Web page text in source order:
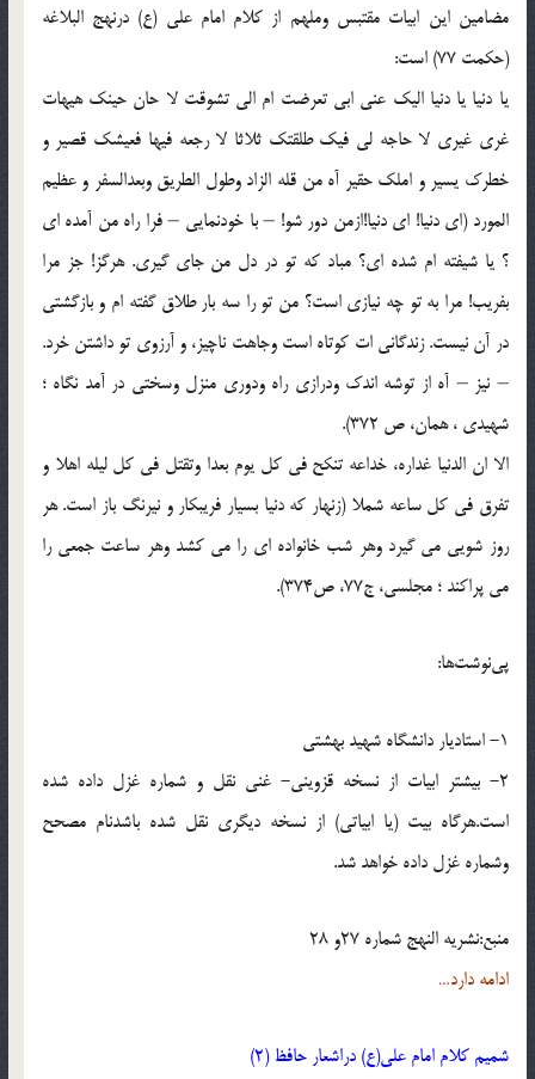
مضامين اين ابيات مقتبس وملهم از کلام امام علي (ع) درنهج البلاغه
(حکمت 77) است:
يا دنيا يا دنيا اليک عني ابي تعرضت ام الي تشوقت لا حان حينک هيهات
غري غيري لا حاجه لي فيک طلقتک ثلاثا لا رجعه فيها فعيشک قصير و
خطرک يسير و املک حقير آه من قله الزاد وطول الطريق وبعدالسفر و عظيم
المورد (اي دنيا! اي دنيا!ازمن دور شو! – با خودنمايي – فرا راه من آمده اي
؟ يا شيفته ام شده اي؟ مباد که تو در دل من جاي گيري. هرگز! جز مرا
بفريب! مرا به تو چه نيازي است؟ من تو را سه بار طلاق گفته ام و بازگشتي
در آن نيست. زندگاني ات کوتاه است وجاهت ناچيز، و آرزوي تو داشتن خرد.
– نيز – آه از توشه اندک ودرازي راه ودوري منزل وسختي در آمد نگاه ؛
شهيدي ، همان، ص 372).
الا ان الدنيا غداره، خداعه تنکح في کل يوم بعدا وتقتل في کل ليله اهلا و
تفرق في کل ساعه شملا (زنهار که دنيا بسيار فريبکار و نيرنگ باز است. هر
روز شويي مي گيرد وهر شب خانواده اي را مي کشد وهر ساعت جمعي را
مي پراکند ؛ مجلسي، ج77، ص374).
پي‌نوشت‌ها:
1- استاديار دانشگاه شهيد بهشتي
2- بيشتر ابيات از نسخه قزويني- غني نقل و شماره غزل داده شده
است.هرگاه بيت (يا ابياتي) از نسخه ديگري نقل شده باشدنام مصحح
وشماره غزل داده خواهد شد.
منبع:نشريه النهج شماره 27و 28
ادامه دارد…
شميم کلام امام علي(ع) دراشعار حافظ (2)